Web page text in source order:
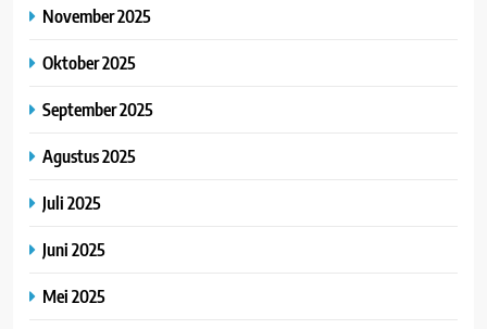
November 2025
Oktober 2025
September 2025
Agustus 2025
Juli 2025
Juni 2025
Mei 2025